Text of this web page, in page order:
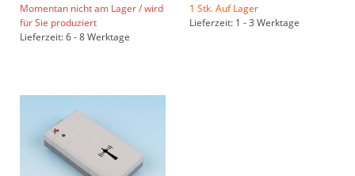
Momentan nicht am Lager / wird
für Sie produziert
Lieferzeit: 6 - 8 Werktage
1 Stk. Auf Lager
Lieferzeit: 1 - 3 Werktage